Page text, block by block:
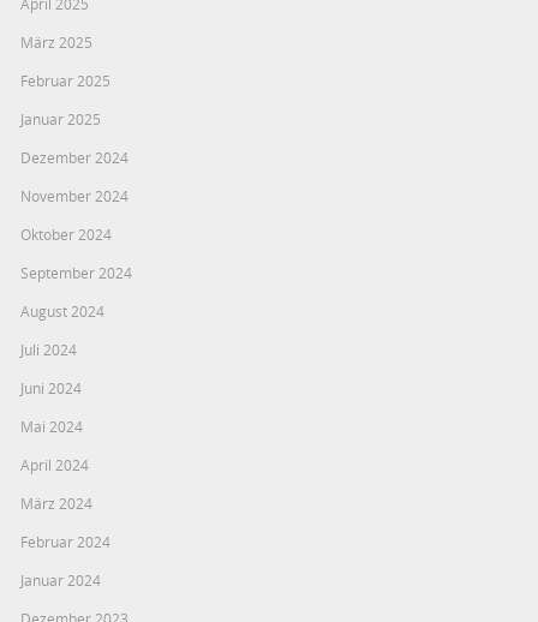
März 2025
Februar 2025
Januar 2025
Dezember 2024
November 2024
Oktober 2024
September 2024
August 2024
Juli 2024
Juni 2024
Mai 2024
April 2024
März 2024
Februar 2024
Januar 2024
Dezember 2023